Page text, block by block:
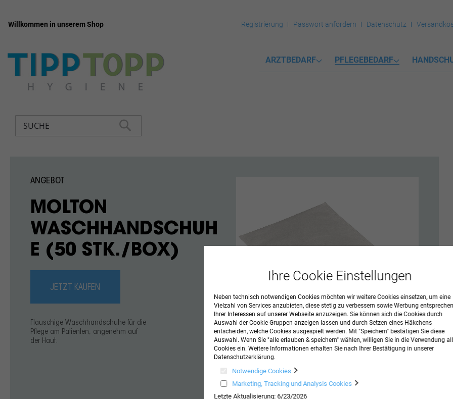
Zum
Willkommen in unserem Shop Registrierung Passwort anfordern Datenschutz
ARZTBEDARF PFLEGEBEDARF
SUCHE
ANGEBOT
MOLTON
WASCHHANDSCHUH
E (50 STK./BOX)
JETZT KAUFEN
Flauschige Waschhandschuhe für die
Pflege am Patienten, angenehm auf
der Haut.
zzgl. Versandkosten
inkl. MwSt.
5,18
Ihre Cookie Einstellungen
Neben technisch notwendigen Cookies möchten wir weitere Cookies einsetzen, um eine
Vielzahl von Services anzubieten, diese stetig zu verbessern sowie Werbung
Ihrer Interessen auf unserer Webseite anzuzeigen. Sie können sich die Cookies durch
Auswahl der Cookie-Gruppen anzeigen lassen und durch Setzen eines Häkchens
entscheiden, welche Cookies ausgespielt werden. Mit "Speichern" bestätigen Sie diese
Auswahl. Wenn Sie "alle erlauben & speichern" wählen, willigen Sie in die Verwendung
Cookies ein. Weitere Informationen erhalten Sie nach Ihrer Bestätigung in unserer
Datenschutzerklärung.
Notwendige Cookies
Marketing, Tracking und Analysis Cookies
Letzte Aktualisierung: 6/23/2026